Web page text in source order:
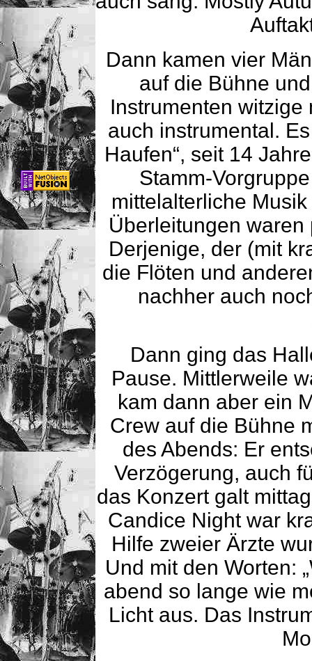
Dann kamen vier
auf die Bühne
Instrumenten
auch instrumental.
Haufen“, seit 14
Stamm-
mittelalterliche
Überleitungen waren
Derjenige, der (mit
die Flöten und
nachher auch
Dann ging das
Pause. Mittlerweile
kam dann aber ein
Crew auf die Bühne
des Abends: Er
Verzögerung, auch
das Konzert galt
Candice Night war
Hilfe zweier Ärzte
Und mit den Worten:
abend so lange wie
Licht aus. Das